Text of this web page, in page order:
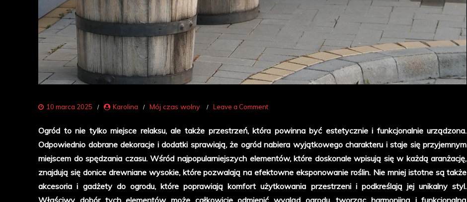
10 marca 2025 Karolina Mój czas wolny Leave a Commenton
donice
drewniane
wysokie
i
stylowe
Ogród to nie tylko miejsce relaksu, ale także przestrzeń, która powinna być estetycznie i funkcjonalnie urządzona.
Odpowiednio dobrane dekoracje i dodatki sprawiają, że ogród nabiera wyjątkowego charakteru i staje się przyjemnym
miejscem do spędzania czasu. Wśród najpopularniejszych elementów, które doskonale wpisują się w każdą aranżację,
znajdują się donice drewniane wysokie, które pozwalają na efektowne eksponowanie roślin. Nie mniej istotne są także
akcesoria i gadżety do ogrodu, które poprawiają komfort użytkowania przestrzeni i podkreślają jej unikalny styl.
Właściwy dobór tych elementów może całkowicie odmienić wygląd ogrodu, tworząc harmonijną i funkcjonalną